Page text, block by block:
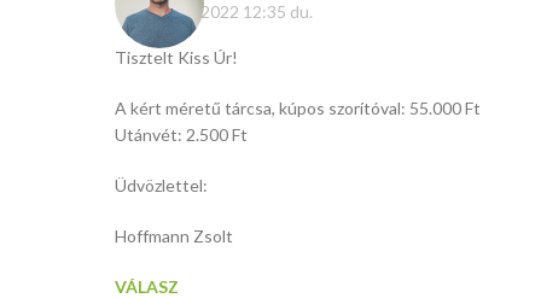
február 16, 2022 12:35 du.
Tisztelt Kiss Úr!
A kért méretű tárcsa, kúpos szorítóval: 55.000 Ft
Utánvét: 2.500 Ft
Üdvözlettel:
Hoffmann Zsolt
VÁLASZ